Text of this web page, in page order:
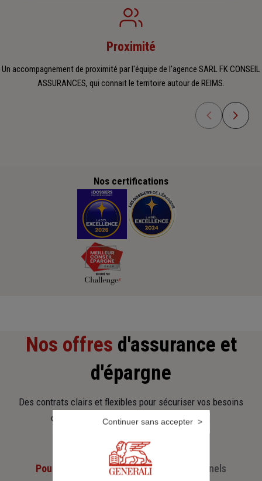
Proximité
Un accompagnement de proximité par l'équipe de l'agence SARL FK CONSEIL
ASSURANCES, qui connait le territoire autour de REIMS.
Nos certifications
Nos offres d'assurance et
d'épargne
Des contrats clairs et flexibles pour sécuriser vos besoins
d’aujourd’hui et anticiper ceux de demain.
Pour les particuliersPour les professionnels
Continuer sans accepter